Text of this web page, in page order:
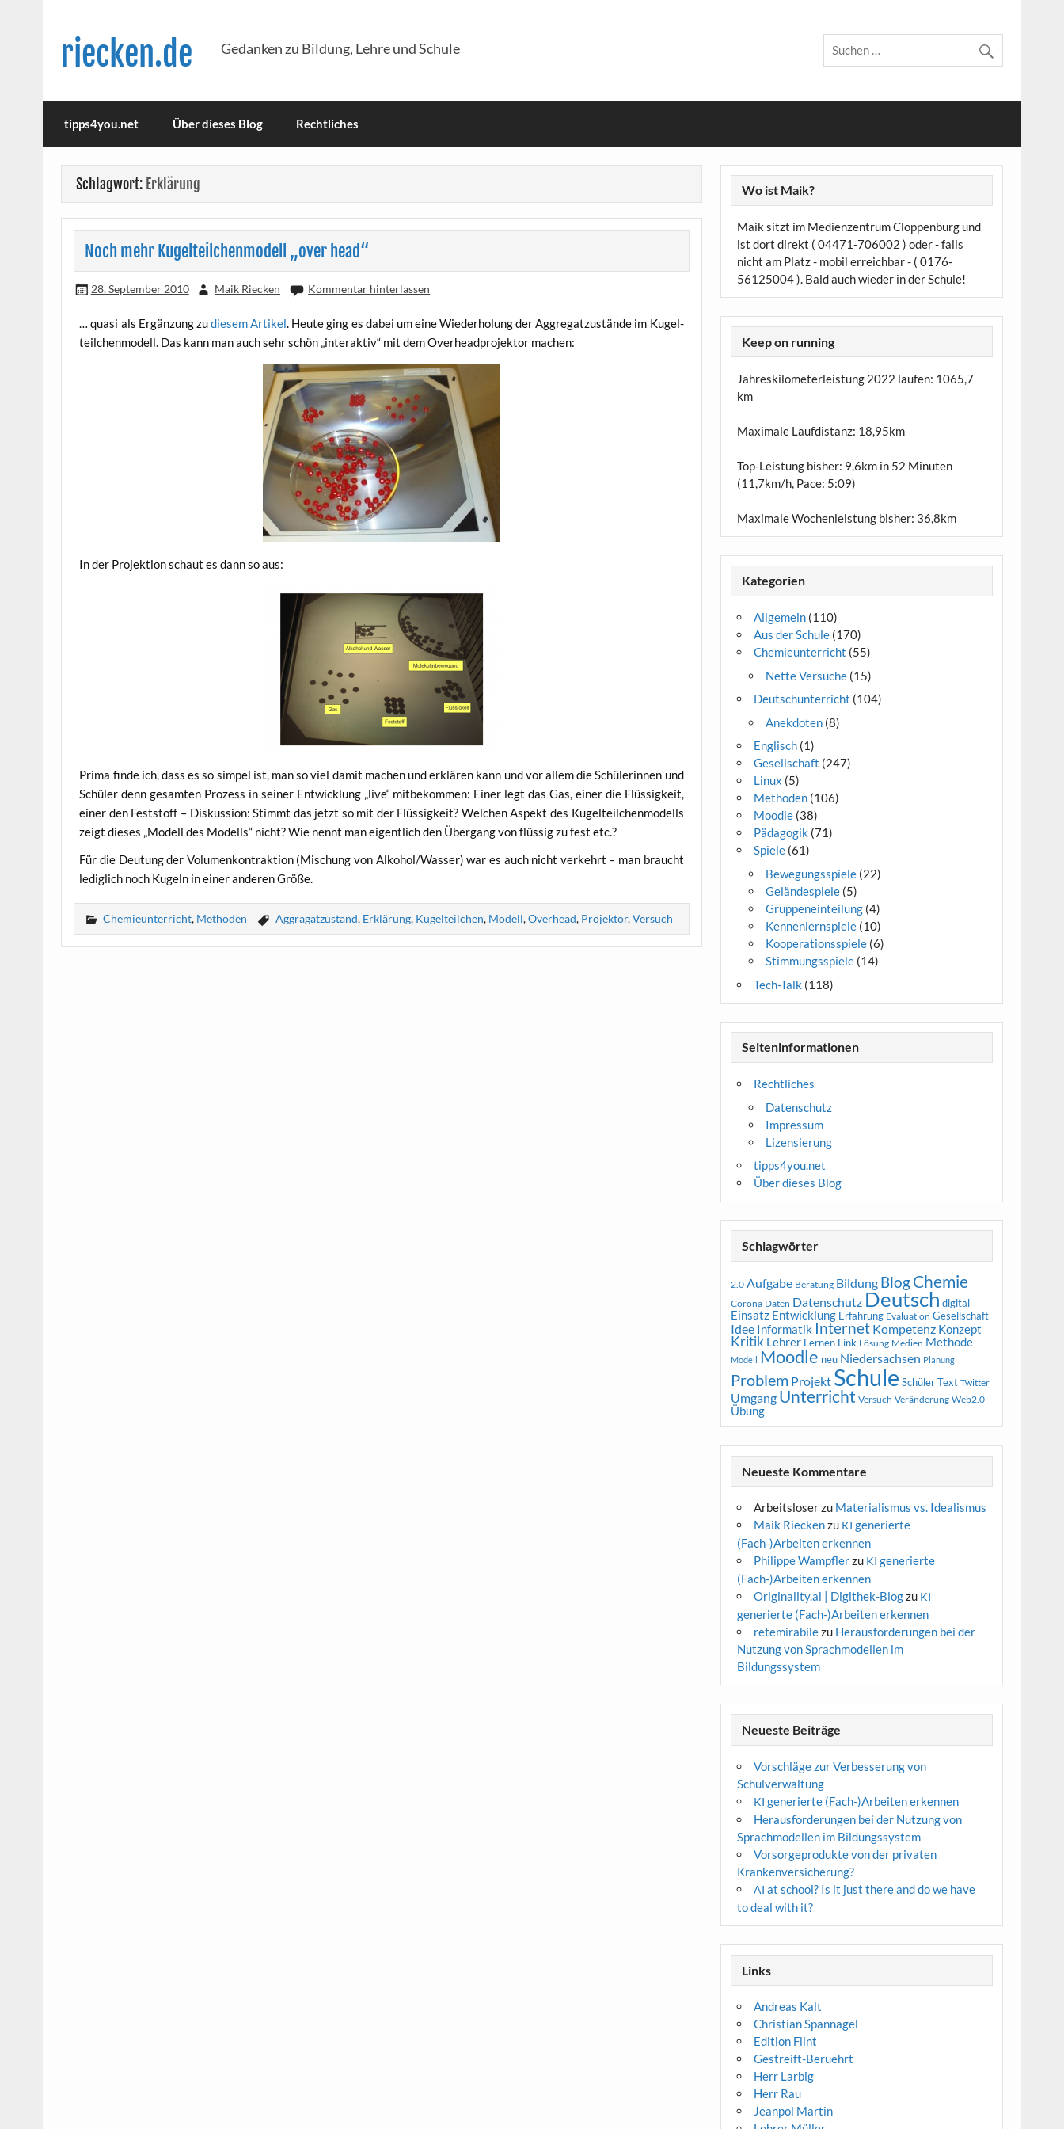
riecken.de Gedanken zu Bildung, Lehre und Schule
tipps4you.net Über dieses Blog Rechtliches
Schlagwort: Erklärung
Noch mehr Kugelteilchenmodell „over head“
28. September 2010 Maik Riecken Kommentar hinterlassen
… qua­si als Ergän­zung zudie­sem Arti­kel. Heu­te ging es dabei um eine Wie­der­ho­lung der Aggre­gat­zu­stän­de im Kugel­
teil­chen­mo­dell. Das kann man auch sehr schön „inter­ak­tiv“ mit dem Over­head­pro­jek­tor machen:
In der Pro­jek­ti­on schaut es dann so aus:
Pri­ma fin­de ich, dass es so sim­pel ist, man so viel damit machen und erklä­ren kann und vor allem die Schü­le­rin­nen und
Schü­ler denn gesam­ten Pro­zess in sei­ner Ent­wick­lung „live“ mit­be­kom­men: Einer legt das Gas, einer die Flüs­sig­keit,
einer den Fest­stoff – Dis­kus­si­on: Stimmt das jetzt so mit der Flüs­sig­keit? Wel­chen Aspekt des Kugel­teil­chen­mo­dells
zeigt die­ses „Modell des Modells“ nicht? Wie nennt man eigent­lich den Über­gang von flüs­sig zu fest etc.?
Für die Deu­tung der Volu­men­kon­trak­ti­on (Mischung von Alkohol/Wasser) war es auch nicht ver­kehrt – man braucht
ledig­lich noch Kugeln in einer ande­ren Größe.
Chemieunterricht, Methoden Aggragatzustand, Erklärung, Kugelteilchen, Modell,Overhead, Projektor,Versuch
Wo ist Maik?
Maik sitzt im Medienzentrum Cloppenburg und
ist dort direkt ( 04471-706002 ) oder - falls
nicht am Platz - mobil erreichbar - ( 0176-
56125004 ). Bald auch wieder in der Schule!
Keep on running
Jahreskilometerleistung 2022 laufen: 1065,7
km
Maximale Laufdistanz: 18,95km
Top-Leistung bisher: 9,6km in 52 Minuten
(11,7km/h, Pace: 5:09)
Maximale Wochenleistung bisher: 36,8km
Kategorien
Allgemein (110)
Aus der Schule (170)
Chemieunterricht (55)
Nette Versuche (15)
Deutschunterricht (104)
Anekdoten (8)
Englisch (1)
Gesellschaft (247)
Linux (5)
Methoden (106)
Moodle (38)
Pädagogik (71)
Spiele (61)
Bewegungsspiele (22)
Geländespiele (5)
Gruppeneinteilung (4)
Kennenlernspiele (10)
Kooperationsspiele (6)
Stimmungsspiele (14)
Tech-Talk (118)
Seiteninformationen
Rechtliches
Datenschutz
Impressum
Lizensierung
tipps4you.net
Über dieses Blog
Schlagwörter
2.0 Aufgabe Beratung Bildung BlogChemie
Corona Daten Datenschutz Deutsch digital
Einsatz Entwicklung Erfahrung Evaluation Gesellschaft
Idee Informatik Internet Kompetenz Konzept
Kritik Lehrer Lernen Link Lösung Medien Methode
Modell Moodle neu Niedersachsen Planung
Problem Projekt Schule Schüler Text Twitter
Umgang Unterricht Versuch Veränderung Web2.0
Übung
Neueste Kommentare
Arbeitsloserzu Materialismus vs. Idealismus
Maik Rieckenzu KI generierte
(Fach-)Arbeiten erkennen
Philippe Wampflerzu KI generierte
(Fach-)Arbeiten erkennen
Originality.ai | Digithek-Blogzu KI
generierte (Fach-)Arbeiten erkennen
retemirabilezu Herausforderungen bei der
Nutzung von Sprachmodellen im
Bildungssystem
Neueste Beiträge
Vorschläge zur Verbesserung von
Schulverwaltung
KI generierte (Fach-)Arbeiten erkennen
Herausforderungen bei der Nutzung von
Sprachmodellen im Bildungssystem
Vorsorgeprodukte von der privaten
Krankenversicherung?
AI at school? Is it just there and do we have
to deal with it?
Links
Andreas Kalt
Christian Spannagel
Edition Flint
Gestreift-Beruehrt
Herr Larbig
Herr Rau
Jeanpol Martin